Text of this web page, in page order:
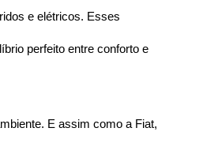
e elétricos. Esses
perfeito entre conforto e
E assim como a Fiat,